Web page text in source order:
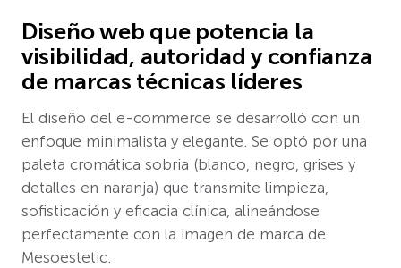
Diseño web que potencia la
visibilidad, autoridad y confianza
de marcas técnicas líderes
El diseño del e-commerce se desarrolló con un
enfoque minimalista y elegante. Se optó por una
paleta cromática sobria (blanco, negro, grises y
detalles en naranja) que transmite limpieza,
sofisticación y eficacia clínica, alineándose
perfectamente con la imagen de marca de
Mesoestetic.